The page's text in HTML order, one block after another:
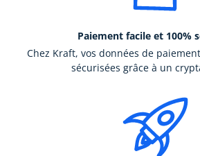
Paiement facile et 100%
Chez Kraft, vos données de
sécurisées grâce à un